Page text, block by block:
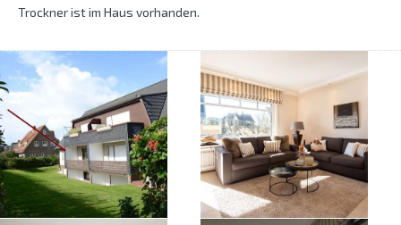
Trockner ist im Haus vorhanden.